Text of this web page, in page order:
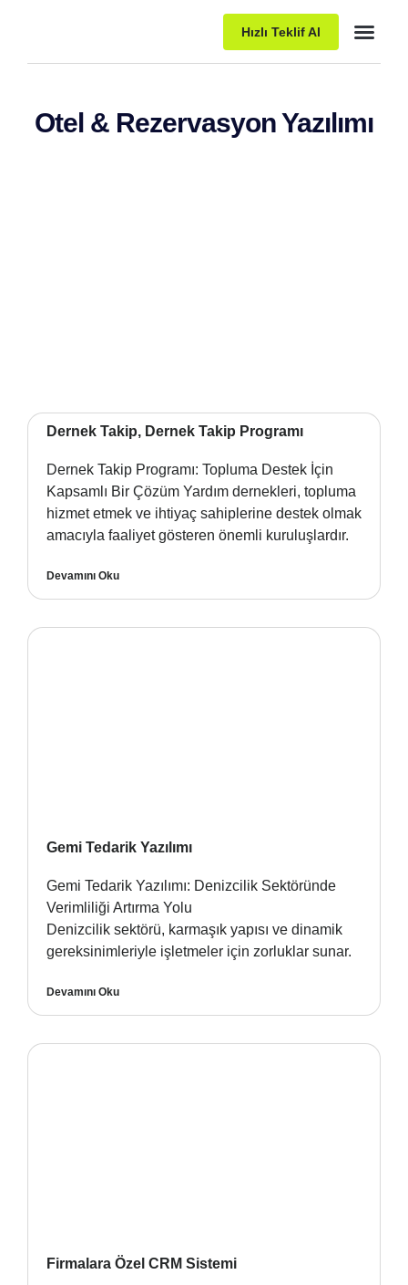
Hızlı Teklif Al
Otel & Rezervasyon Yazılımı
Dernek Takip, Dernek Takip Programı
Dernek Takip Programı: Topluma Destek İçin
Kapsamlı Bir Çözüm Yardım dernekleri, topluma
hizmet etmek ve ihtiyaç sahiplerine destek olmak
amacıyla faaliyet gösteren önemli kuruluşlardır.
Devamını Oku
Gemi Tedarik Yazılımı
Gemi Tedarik Yazılımı: Denizcilik Sektöründe
Verimliliği Artırma Yolu
Denizcilik sektörü, karmaşık yapısı ve dinamik
gereksinimleriyle işletmeler için zorluklar sunar.
Devamını Oku
Firmalara Özel CRM Sistemi